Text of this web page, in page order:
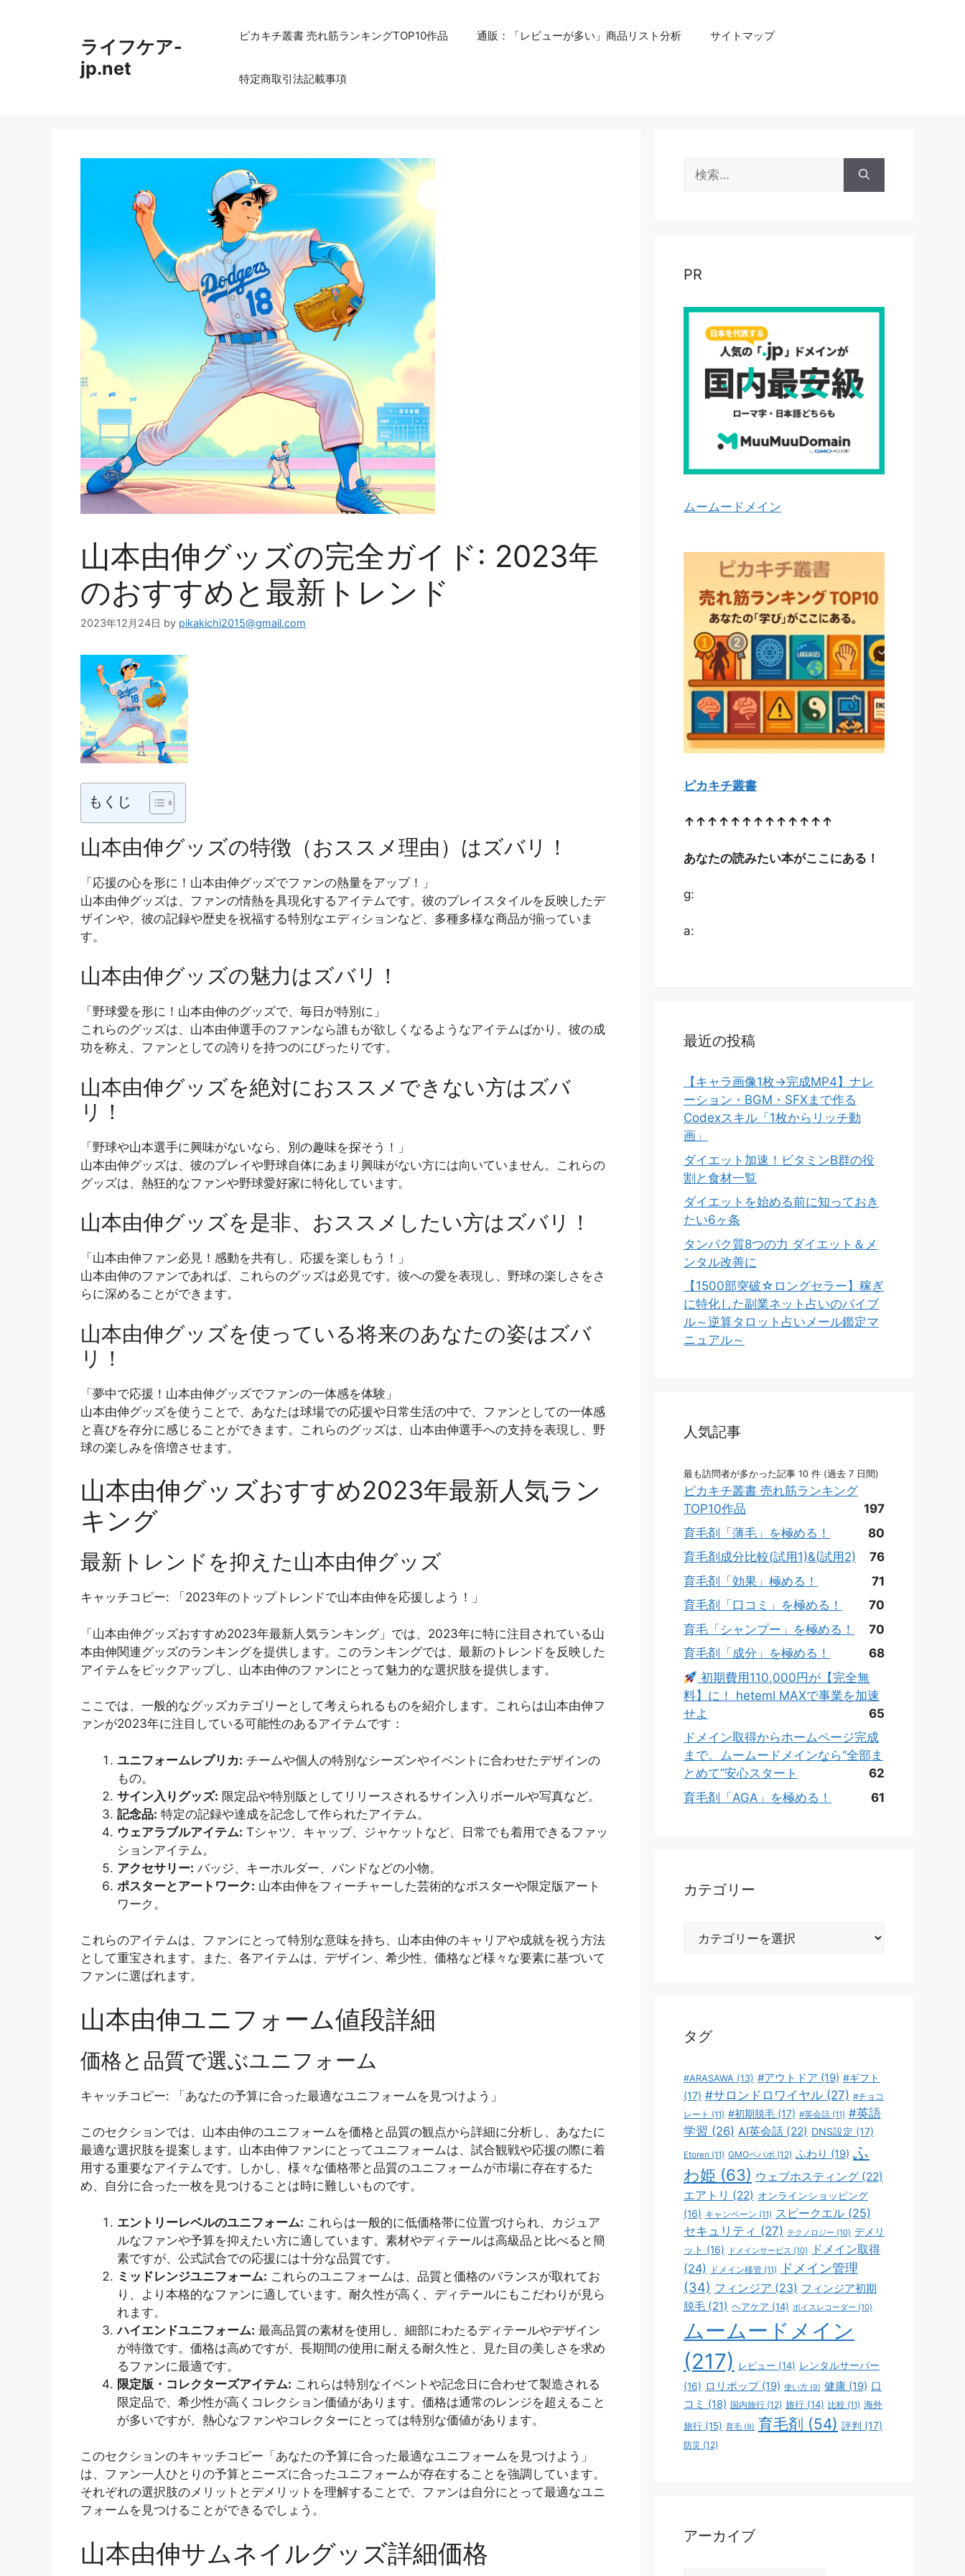
ライフケア-
jp.net
ピカキチ叢書 売れ筋ランキングTOP10作品 通販：「レビューが多い」商品リスト分析 サイトマップ
特定商取引法記載事項
山本由伸グッズの完全ガイド: 2023年
のおすすめと最新トレンド
2023年12月24日 by pikakichi2015@gmail.com
もくじ
山本由伸グッズの特徴（おススメ理由）はズバリ！
「応援の心を形に！山本由伸グッズでファンの熱量をアップ！」
山本由伸グッズは、ファンの情熱を具現化するアイテムです。彼のプレイスタイルを反映したデ
ザインや、彼の記録や歴史を祝福する特別なエディションなど、多種多様な商品が揃っていま
す。
山本由伸グッズの魅力はズバリ！
「野球愛を形に！山本由伸のグッズで、毎日が特別に」
これらのグッズは、山本由伸選手のファンなら誰もが欲しくなるようなアイテムばかり。彼の成
功を称え、ファンとしての誇りを持つのにぴったりです。
山本由伸グッズを絶対におススメできない方はズバ
リ！
「野球や山本選手に興味がないなら、別の趣味を探そう！」
山本由伸グッズは、彼のプレイや野球自体にあまり興味がない方には向いていません。これらの
グッズは、熱狂的なファンや野球愛好家に特化しています。
山本由伸グッズを是非、おススメしたい方はズバリ！
「山本由伸ファン必見！感動を共有し、応援を楽しもう！」
山本由伸のファンであれば、これらのグッズは必見です。彼への愛を表現し、野球の楽しさをさ
らに深めることができます。
山本由伸グッズを使っている将来のあなたの姿はズバ
リ！
「夢中で応援！山本由伸グッズでファンの一体感を体験」
山本由伸グッズを使うことで、あなたは球場での応援や日常生活の中で、ファンとしての一体感
と喜びを存分に感じることができます。これらのグッズは、山本由伸選手への支持を表現し、野
球の楽しみを倍増させます。
山本由伸グッズおすすめ2023年最新人気ラン
キング
最新トレンドを抑えた山本由伸グッズ
キャッチコピー: 「2023年のトップトレンドで山本由伸を応援しよう！」
「山本由伸グッズおすすめ2023年最新人気ランキング」では、2023年に特に注目されている山
本由伸関連グッズのランキングを提供します。このランキングでは、最新のトレンドを反映した
アイテムをピックアップし、山本由伸のファンにとって魅力的な選択肢を提供します。
ここでは、一般的なグッズカテゴリーとして考えられるものを紹介します。これらは山本由伸フ
ァンが2023年に注目している可能性のあるアイテムです：
ユニフォームレプリカ: チームや個人の特別なシーズンやイベントに合わせたデザインの
もの。
サイン入りグッズ: 限定品や特別版としてリリースされるサイン入りボールや写真など。
記念品: 特定の記録や達成を記念して作られたアイテム。
ウェアラブルアイテム: Tシャツ、キャップ、ジャケットなど、日常でも着用できるファッ
ションアイテム。
アクセサリー: バッジ、キーホルダー、バンドなどの小物。
ポスターとアートワーク: 山本由伸をフィーチャーした芸術的なポスターや限定版アート
ワーク。
これらのアイテムは、ファンにとって特別な意味を持ち、山本由伸のキャリアや成就を祝う方法
として重宝されます。また、各アイテムは、デザイン、希少性、価格など様々な要素に基づいて
ファンに選ばれます。
山本由伸ユニフォーム値段詳細
価格と品質で選ぶユニフォーム
キャッチコピー: 「あなたの予算に合った最適なユニフォームを見つけよう」
このセクションでは、山本由伸のユニフォームを価格と品質の観点から詳細に分析し、あなたに
最適な選択肢を提案します。山本由伸ファンにとってユニフォームは、試合観戦や応援の際に着
用する重要なアイテムです。しかし、様々な価格帯と品質のユニフォームが市場に存在するた
め、自分に合った一枚を見つけることは時に難しいものです。
エントリーレベルのユニフォーム: これらは一般的に低価格帯に位置づけられ、カジュア
ルなファンや予算を抑えたい方に適しています。素材やディテールは高級品と比べると簡
素ですが、公式試合での応援には十分な品質です。
ミッドレンジユニフォーム: これらのユニフォームは、品質と価格のバランスが取れてお
り、より本格的なファンに適しています。耐久性が高く、ディテールにもこだわりが見ら
れます。
ハイエンドユニフォーム: 最高品質の素材を使用し、細部にわたるディテールやデザイン
が特徴です。価格は高めですが、長期間の使用に耐える耐久性と、見た目の美しさを求め
るファンに最適です。
限定版・コレクターズアイテム: これらは特別なイベントや記念日に合わせて製造される
限定品で、希少性が高くコレクション価値があります。価格は通常のレンジを超えること
が多いですが、熱心なファンやコレクターにとっては特別な価値があります。
このセクションのキャッチコピー「あなたの予算に合った最適なユニフォームを見つけよう」
は、ファン一人ひとりの予算とニーズに合ったユニフォームが存在することを強調しています。
それぞれの選択肢のメリットとデメリットを理解することで、ファンは自分にとって最適なユニ
フォームを見つけることができるでしょう。
山本由伸サムネイルグッズ詳細価格
索:
PR
ムームードメイン
ピカキチ叢書
↑↑↑↑↑↑↑↑↑↑↑↑↑
あなたの読みたい本がここにある！
g:
a:
最近の投稿
【キャラ画像1枚→完成MP4】ナレ
ーション・BGM・SFXまで作る
Codexスキル「1枚からリッチ動
画」
ダイエット加速！ビタミンB群の役
割と食材一覧
ダイエットを始める前に知っておき
たい6ヶ条
タンパク質8つの力 ダイエット＆メ
ンタル改善に
【1500部突破☆ロングセラー】稼ぎ
に特化した副業ネット占いのバイブ
ル～逆算タロット占いメール鑑定マ
ニュアル～
人気記事
最も訪問者が多かった記事 10 件 (過去 7 日間)
ピカキチ叢書 売れ筋ランキング
TOP10作品
197
育毛剤「薄毛」を極める！
80
育毛剤成分比較(試用1)&(試用2)
76
育毛剤「効果」極める！
71
育毛剤「口コミ」を極める！
70
育毛「シャンプー」を極める！
70
育毛剤「成分」を極める！
68
初期費用110,000円が【完全無
料】に！ heteml MAXで事業を加速
せよ
65
ドメイン取得からホームページ完成
まで。ムームードメインなら“全部ま
とめて”安心スタート
62
育毛剤「AGA」を極める！
61
カテゴリー
タグ
#ARASAWA (13) #アウトドア (19) #ギフト
(17) #サロンドロワイヤル (27) #チョコ
レート (11) #初期脱毛 (17) #英会話 (11) #英語
学習 (26) AI英会話 (22) DNS設定 (17)
Etoren (11) GMOペパボ (12) ふわり (19) ふ
わ姫 (63) ウェブホスティング (22)
エアトリ (22) オンラインショッピング
(16) キャンペーン (11) スピークエル (25)
セキュリティ (27) テクノロジー (10) デメリ
ット (16) ドメインサービス (10)
ドメイン取得
(24)
ドメイン移管 (11)
ドメイン管理
(34) フィンジア (23) フィンジア初期
脱毛 (21) ヘアケア (14) ボイスレコーダー (10)
ムームードメイン
(217)
レビュー (14) レンタルサーバー
(16) ロリポップ(19) 使い方 (9) 健康 (19) 口
コミ (18) 国内旅行 (12) 旅行 (14) 比較 (11) 海外
旅行 (15) 育毛 (9) 育毛剤 (54) 評判 (17)
防災 (12)
アーカイブ